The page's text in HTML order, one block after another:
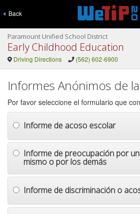
Back
Paramount Unified School District
Early Childhood Education
Driving Directions (562) 602-6900
Informes Anónimos de
Por favor seleccione el formulario que
Informe de acoso escolar
Informe de preocupación por
mismo o por los demás
Informe de discriminación o